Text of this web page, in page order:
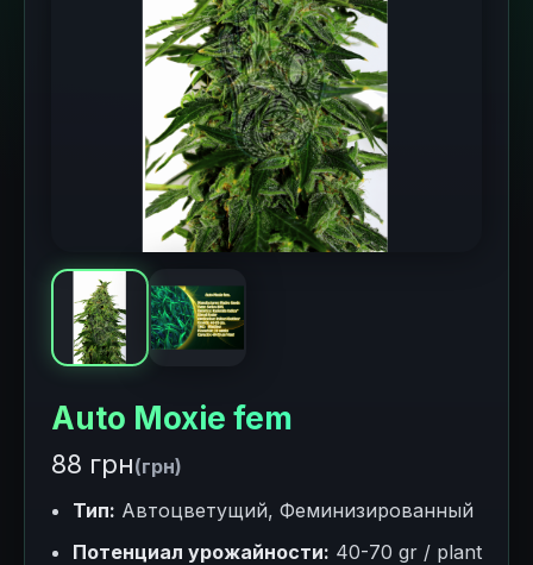
Auto Moxie fem
88 грн(грн)
Тип: Автоцветущий, Феминизированный
Потенциал урожайности: 40-70 gr / plant